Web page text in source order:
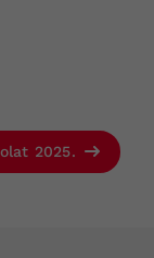
2025.